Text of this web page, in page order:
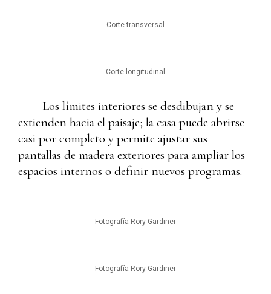
Corte transversal
Corte longitudinal
Los límites interiores se desdibujan y se
extienden hacia el paisaje; la casa puede abrirse
casi por completo y permite ajustar sus
pantallas de madera exteriores para ampliar los
espacios internos o definir nuevos programas.
Fotografía Rory Gardiner
Fotografía Rory Gardiner